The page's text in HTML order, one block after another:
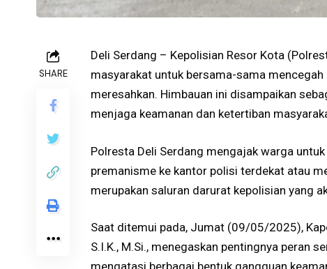
SHARE
Deli Serdang – Kepolisian Resor Kota
masyarakat untuk bersama-sama
meresahkan. Himbauan ini disampaikan
menjaga keamanan dan ketertiban
Polresta Deli Serdang mengajak warga
premanisme ke kantor polisi terdekat atau
merupakan saluran darurat kepolisian yang
Saat ditemui pada, Jumat (09/05/2025),
S.I.K., M.Si., menegaskan pentingnya peran